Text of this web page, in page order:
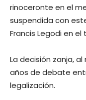
rinoceronte en el
suspendida con
Francis Legodi en
La decisión zanja,
años de debate
legalización.